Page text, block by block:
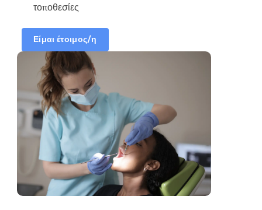
ημερολόγιο
τοποθεσίες
Είμαι έτοιμος/η